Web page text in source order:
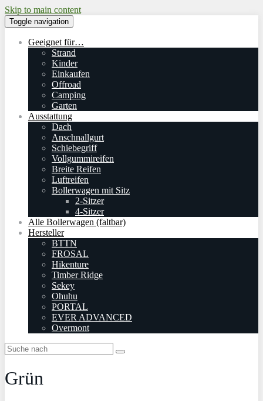
Skip to main content
Toggle navigation
Geeignet für…
Strand
Kinder
Einkaufen
Offroad
Camping
Garten
Ausstattung
Dach
Anschnallgurt
Schiebegriff
Vollgummireifen
Breite Reifen
Luftreifen
Bollerwagen mit Sitz
2-Sitzer
4-Sitzer
Alle Bollerwagen (faltbar)
Hersteller
BTTN
FROSAL
Hikenture
Timber Ridge
Sekey
Ohuhu
PORTAL
EVER ADVANCED
Overmont
Grün